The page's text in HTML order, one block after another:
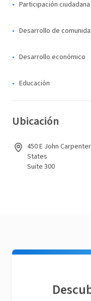
Participación ciudadana
Desarrollo de
Desarrollo económico
Educación
Ubicación
450 E John
States
Suite 300